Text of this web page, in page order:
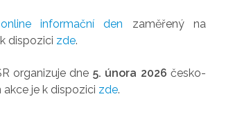
online informační den zaměřený na
dispozici zde.
organizuje dne 5. února 2026 česko-
je k dispozici zde.